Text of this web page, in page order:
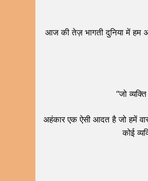
आज की तेज़ भागती दुनिया में
“जो
अहंकार एक ऐसी आदत है जो हमें
कोई